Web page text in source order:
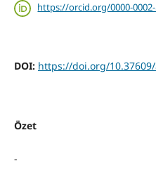
https://orcid.org/0000-
DOI: https://doi.org/
Özet
-